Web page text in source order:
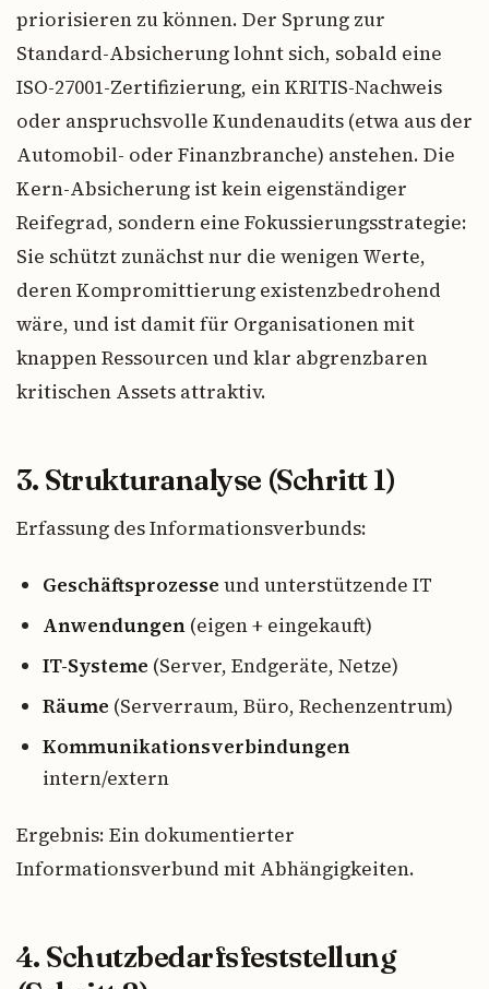
priorisieren zu können. Der Sprung zur
Standard-Absicherung lohnt sich, sobald eine
ISO-27001-Zertifizierung, ein KRITIS-Nachweis
oder anspruchsvolle Kundenaudits (etwa aus der
Automobil- oder Finanzbranche) anstehen. Die
Kern-Absicherung ist kein eigenständiger
Reifegrad, sondern eine Fokussierungsstrategie:
Sie schützt zunächst nur die wenigen Werte,
deren Kompromittierung existenzbedrohend
wäre, und ist damit für Organisationen mit
knappen Ressourcen und klar abgrenzbaren
kritischen Assets attraktiv.
3. Strukturanalyse (Schritt 1)
Erfassung des Informationsverbunds:
Geschäftsprozesse und unterstützende IT
Anwendungen (eigen + eingekauft)
IT-Systeme (Server, Endgeräte, Netze)
Räume (Serverraum, Büro, Rechenzentrum)
Kommunikationsverbindungen
intern/extern
Ergebnis: Ein dokumentierter
Informationsverbund mit Abhängigkeiten.
4. Schutzbedarfsfeststellung